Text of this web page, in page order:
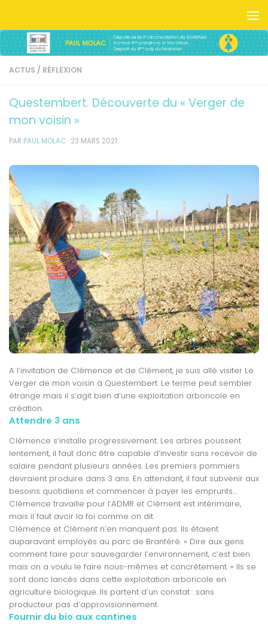
ACTUS / RÉFLEXION
Questembert. Découverte du « Verger de
mon voisin »
PAR PAUL MOLAC · 23 MARS 2021
A l’invitation de Clémence et de Clément, je suis allé visiter Le
Verger de mon voisin à Questembert. Le terme peut sembler
étrange mais il s’agit bien d’une exploitation arboricole en
création.
Attendre 3 ans
Clémence s’installe progressivement. Les arbres poussent
lentement, il faut donc être capable d’investir sans recevoir de
salaire pendant plusieurs années. Les premiers pommiers
devraient produire dans 3 ans. En attendant, il faut subvenir aux
besoins quotidiens et commencer à payer les emprunts…
Clémence travaille pour l’ADMR et Clément est intérimaire,
mais il faut avoir la foi comme on dit.
Clémence et Clément n’en manquent pas. Ils étaient
auparavant employés au parc de Branféré. « Dire aux gens
comment faire pour sauvegarder l’environnement, c’est bien
mais on a voulu le faire nous-mêmes et concrètement. » Ils se
sont donc lancés dans cette exploitation arboricole en
agriculture biologique. Ils partent d’un constat : sans
producteur pas d’approvisionnement.
Fournir du bio aux cantines